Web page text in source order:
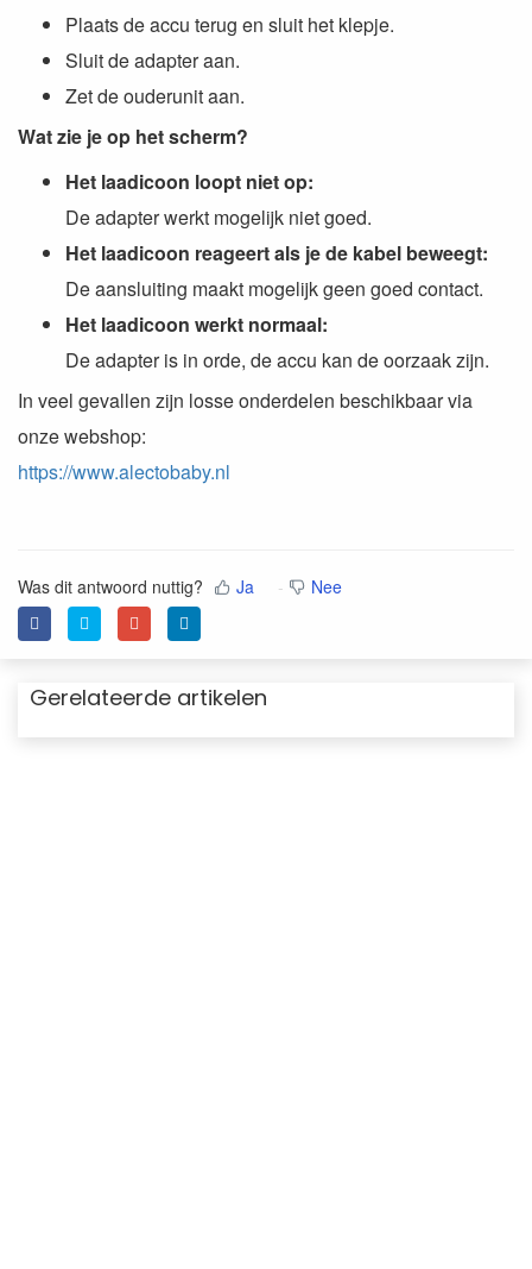
Plaats de accu terug en sluit het klepje.
Sluit de adapter aan.
Zet de ouderunit aan.
Wat zie je op het scherm?
Het laadicoon loopt niet op:
De adapter werkt mogelijk niet goed.
Het laadicoon reageert als je de kabel beweegt:
De aansluiting maakt mogelijk geen goed contact.
Het laadicoon werkt normaal:
De adapter is in orde, de accu kan de oorzaak zijn.
In veel gevallen zijn losse onderdelen beschikbaar via
onze webshop:
https://www.alectobaby.nl
Was dit antwoord nuttig? Ja Nee
Gerelateerde artikelen